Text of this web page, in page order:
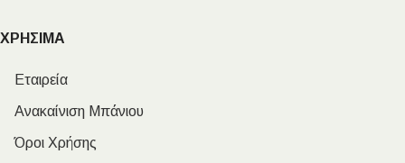
ΧΡΗΣΙΜΑ
Εταιρεία
Ανακαίνιση Μπάνιου
Όροι Χρήσης